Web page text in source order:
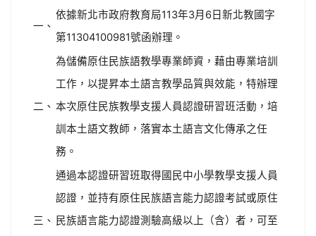
一、
依據新北市政府教育局113年3月6日新北教國字
第11304100981號函辦理。
二、
為儲備原住民族語教學專業師資，藉由專業培訓
工作，以提昇本土語言教學品質與效能，特辦理
本次原住民族教學支援人員認證研習班活動，培
訓本土語文教師，落實本土語言文化傳承之任
務。
三、
通過本認證研習班取得國民中小學教學支援人員
認證，並持有原住民族語言能力認證考試或原住
民族語言能力認證測驗高級以上（含）者，可至